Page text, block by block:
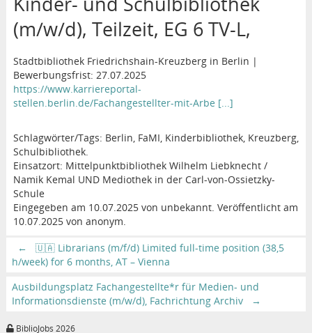
(m/w/d), Teilzeit, EG 6 TV-L,
Stadtbibliothek Friedrichshain-Kreuzberg in Berlin |
Bewerbungsfrist: 27.07.2025
https://www.karriereportal-
stellen.berlin.de/Fachangestellter-mit-Arbe [...]
Schlagwörter/Tags: Berlin, FaMI, Kinderbibliothek, Kreuzberg,
Schulbibliothek.
Einsatzort: Mittelpunktbibliothek Wilhelm Liebknecht /
Namik Kemal UND Mediothek in der Carl-von-Ossietzky-
Schule
Eingegeben am 10.07.2025 von unbekannt. Veröffentlicht am
10.07.2025 von anonym.
←
🇺🇦 Librarians (m/f/d) Limited full-time position (38,5
h/week) for 6 months, AT – Vienna
Ausbildungsplatz Fachangestellte*r für Medien- und
Informationsdienste (m/w/d), Fachrichtung Archiv
→
BiblioJobs 2026